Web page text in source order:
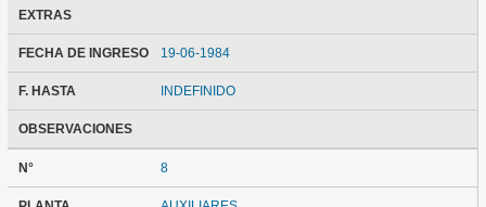
EXTRAS
FECHA DE INGRESO 19-06-1984
F. HASTA INDEFINIDO
OBSERVACIONES
N° 8